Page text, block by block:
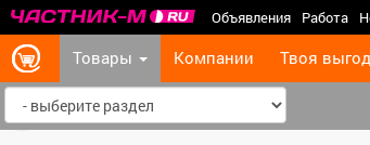
Объявления Работа
Товары Компании Твоя
‹